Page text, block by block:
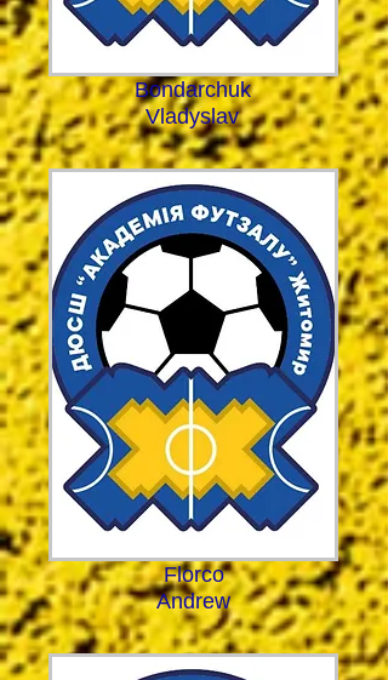
Bondarchuk
Vladyslav
Florco
Andrew